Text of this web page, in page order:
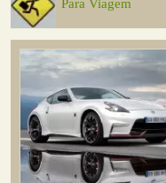
Para Viagem